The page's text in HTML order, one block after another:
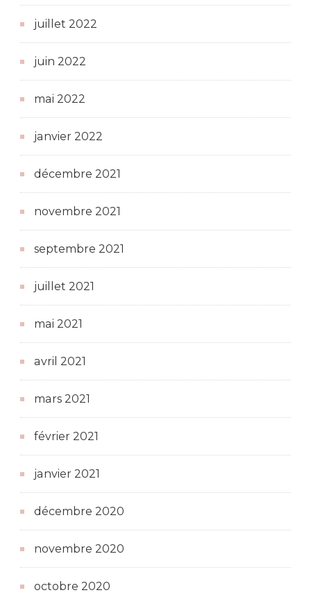
juillet 2022
juin 2022
mai 2022
janvier 2022
décembre 2021
novembre 2021
septembre 2021
juillet 2021
mai 2021
avril 2021
mars 2021
février 2021
janvier 2021
décembre 2020
novembre 2020
octobre 2020